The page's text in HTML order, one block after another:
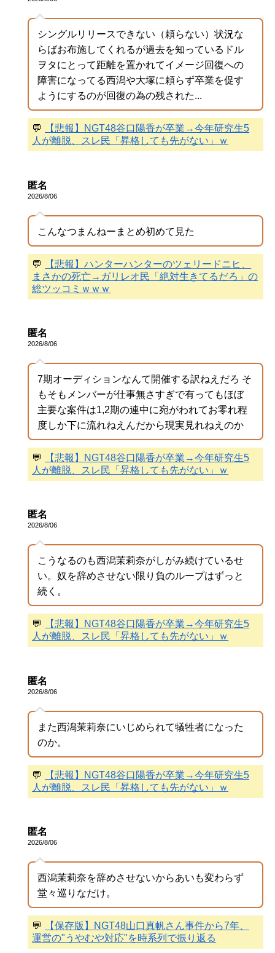
シングルリリースできない（頼らない）状況な
らばお布施してくれるが過去を知っているドル
ヲタにとって距離を置かれてイメージ回復への
障害になってる西潟や大塚に頼らず卒業を促す
ようにするのが回復の為の残された...
💬
【悲報】NGT48谷口陽香が卒業→今年研究生5
人が離脱、スレ民「昇格しても先がない」ｗ
匿名
2026/8/06
こんなつまんねーまとめ初めて見た
💬
【悲報】ハンターハンターのツェリードニヒ、
まさかの死亡→ガリレオ民「絶対生きてるだろ」の
総ツッコミｗｗｗ
匿名
2026/8/06
7期オーディションなんて開催する訳ねえだろ そ
もそもメンバーが仕事無さすぎで有ってもほぼ
主要な案件は1,2期の連中に宛がわれてお零れ程
度しか下に流れねえんだから現実見れねえのか
💬
【悲報】NGT48谷口陽香が卒業→今年研究生5
人が離脱、スレ民「昇格しても先がない」ｗ
匿名
2026/8/06
こうなるのも西潟茉莉奈がしがみ続けているせ
い。奴を辞めさせない限り負のループはずっと
続く。
💬
【悲報】NGT48谷口陽香が卒業→今年研究生5
人が離脱、スレ民「昇格しても先がない」ｗ
匿名
2026/8/06
また西潟茉莉奈にいじめられて犠牲者になった
のか。
💬
【悲報】NGT48谷口陽香が卒業→今年研究生5
人が離脱、スレ民「昇格しても先がない」ｗ
匿名
2026/8/06
西潟茉莉奈を辞めさせないからあいも変わらず
堂々巡りなだけ。
💬
【保存版】NGT48山口真帆さん事件から7年、
運営の"うやむや対応"を時系列で振り返る